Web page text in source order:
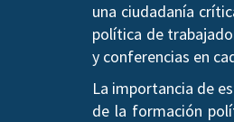
una ciudadanía
política de
y conferencias en
La importancia de
de la formación